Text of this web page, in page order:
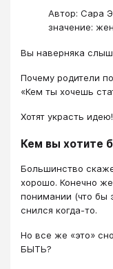
Автор: Сара
значение:
Вы наверняка
Почему родители
«Кем ты хочешь
Хотят украсть идею!
Кем вы хотите
Большинство
хорошо. Конечно
понимании (что бы
снился когда-то.
Но все же «это»
БЫТЬ?